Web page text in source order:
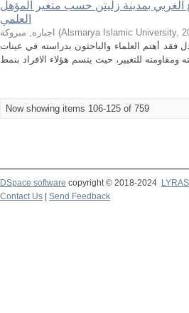
بمدينة زليتن حسب متغير المؤهل
العلمي
اجباره, مبروكة (Alsmarya Islamic University,
أهتم العلماء والباحثون بدراسته في عينات
Now showing items 106-125 of 759
DSpace software copyright © 2018-2024
Contact Us
Send Feedback